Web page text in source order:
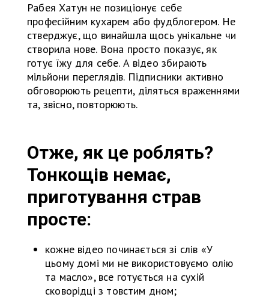
Рабея Хатун не позиціонує себе
професійним кухарем або фудблогером. Не
стверджує, що винайшла щось унікальне чи
створила нове. Вона просто показує, як
готує їжу для себе. А відео збирають
мільйони переглядів. Підписники активно
обговорюють рецепти, діляться враженнями
та, звісно, повторюють.
Отже, як це роблять?
Тонкощів немає,
приготування страв
просте:
кожне відео починається зі слів «У
цьому домі ми не використовуємо олію
та масло», все готується на сухій
сковорідці з товстим дном;